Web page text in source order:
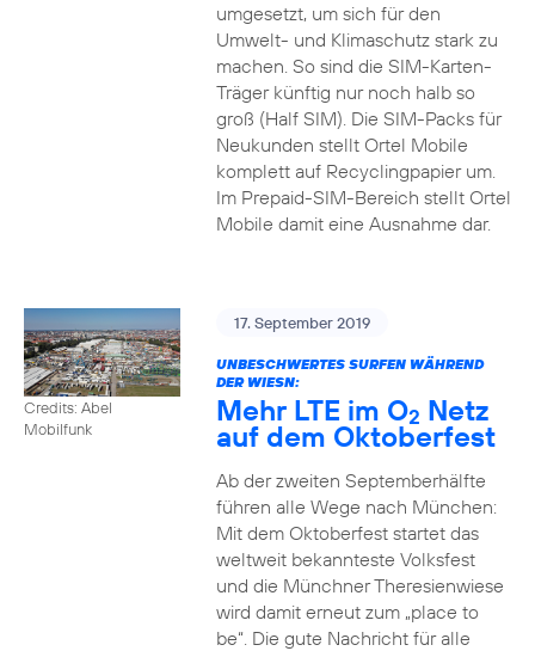
umgesetzt, um sich für den
Umwelt- und Klimaschutz stark zu
machen. So sind die SIM-Karten-
Träger künftig nur noch halb so
groß (Half SIM). Die SIM-Packs für
Neukunden stellt Ortel Mobile
komplett auf Recyclingpapier um.
Im Prepaid-SIM-Bereich stellt Ortel
Mobile damit eine Ausnahme dar.
Credits: Abel
Mobilfunk
17. September 2019
UNBESCHWERTES SURFEN WÄHREND
DER WIESN:
Mehr LTE im O2 Netz
auf dem Oktoberfest
Ab der zweiten Septemberhälfte
führen alle Wege nach München:
Mit dem Oktoberfest startet das
weltweit bekannteste Volksfest
und die Münchner Theresienwiese
wird damit erneut zum „place to
be“. Die gute Nachricht für alle